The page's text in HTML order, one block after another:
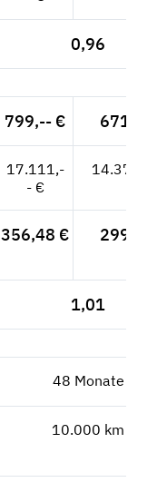
0,96
799,-- € 671,43 €
17.111,-
- €
14.378,99
356,48 € 299,56 €
1,01
48 Monate
10.000 km